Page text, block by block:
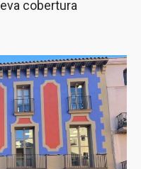
cobertura